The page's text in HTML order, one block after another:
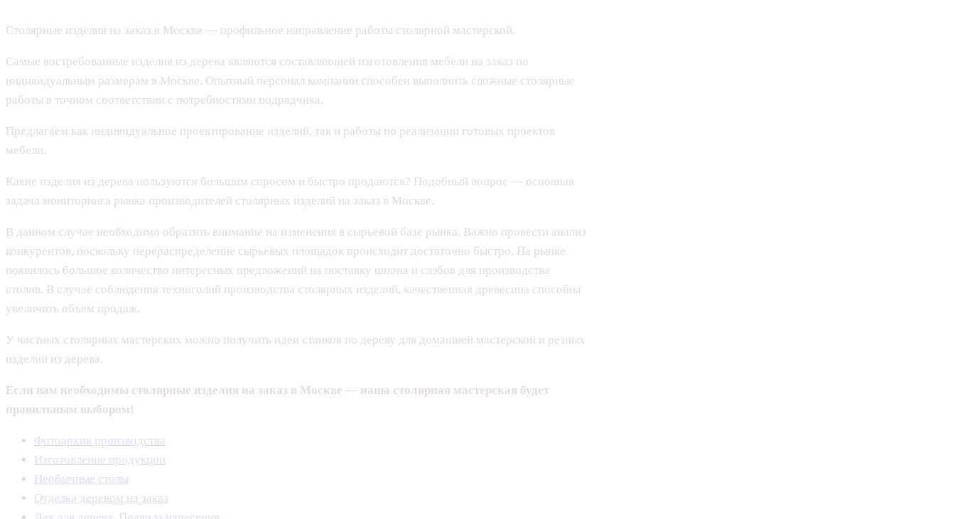
Столярные изделия на заказ в Москве — профильное направление работы столярной мастерской.
Самые востребованные изделия из дерева являются составляющей изготовления мебели на заказ по
индивидуальным размерам в Москве. Опытный персонал компании способен выполнить сложные столярные
работы в точном соответствии с потребностями подрядчика.
Предлагаем как индивидуальное проектирование изделий, так и работы по реализации готовых проектов
мебели.
Какие изделия из дерева пользуются большим спросом и быстро продаются? Подобный вопрос — основная
задача мониторинга рынка производителей столярных изделий на заказ в Москве.
В данном случае необходимо обратить внимание на изменения в сырьевой базе рынка. Важно провести анализ
конкурентов, поскольку перераспределение сырьевых площадок происходит достаточно быстро. На рынке
появилось большое количество интересных предложений на поставку шпона и слэбов для производства
столов. В случае соблюдения техноголий производства столярных изделий, качественная древесина способна
увеличить объем продаж.
У частных столярных мастерских можно получить идеи станков по дереву для домашней мастерской и резных
изделий из дерева.
Если вам необходимы столярные изделия на заказ в Москве — наша столярная мастерская будет
правильным выбором!
Фотоархив производства
Изготовление продукции
Необычные столы
Отделка деревом на заказ